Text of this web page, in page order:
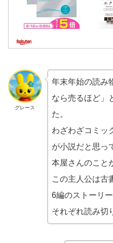
グレース
年末年始の読み
なら売るほど」
た。
わざわざコミッ
が小説だと思っ
本屋さんのこと
この主人公は古
6編のストーリ
それぞれ読み切